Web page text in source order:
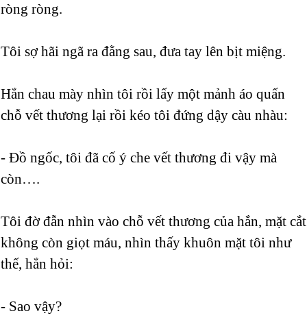
ròng ròng.
Tôi sợ hãi ngã ra đằng sau, đưa tay lên bịt miệng.
Hắn chau mày nhìn tôi rồi lấy một mảnh áo quấn
chỗ vết thương lại rồi kéo tôi đứng dậy càu nhàu:
- Đồ ngốc, tôi đã cố ý che vết thương đi vậy mà
còn….
Tôi đờ đẫn nhìn vào chỗ vết thương của hắn, mặt cắt
không còn giọt máu, nhìn thấy khuôn mặt tôi như
thế, hắn hỏi:
- Sao vậy?